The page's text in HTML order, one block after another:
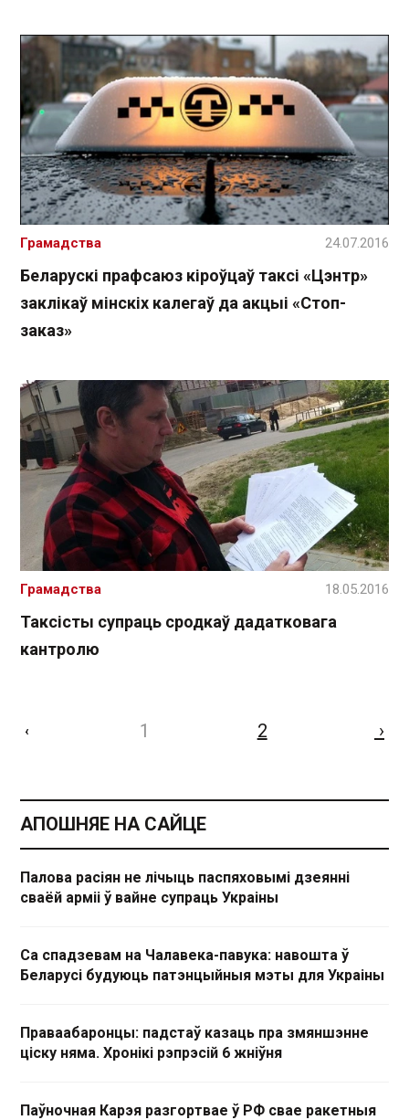
Беларускі прафсаюз кіроўцаў таксі «Цэнтр»
заклікаў мінскіх калегаў да акцыі «Стоп-
заказ»
Грамадства 24.07.2016
Таксісты супраць сродкаў дадатковага
кантролю
Грамадства 18.05.2016
‹ 1 2 ›
АПОШНЯЕ НА САЙЦЕ
Палова расіян не лічыць паспяховымі дзеянні
сваёй арміі ў вайне супраць Украіны
Са спадзевам на Чалавека-павука: навошта ў
Беларусі будуюць патэнцыйныя мэты для Украіны
Праваабаронцы: падстаў казаць пра змяншэнне
ціску няма. Хронікі рэпрэсій 6 жніўня
Паўночная Карэя разгортвае ў РФ свае ракетныя